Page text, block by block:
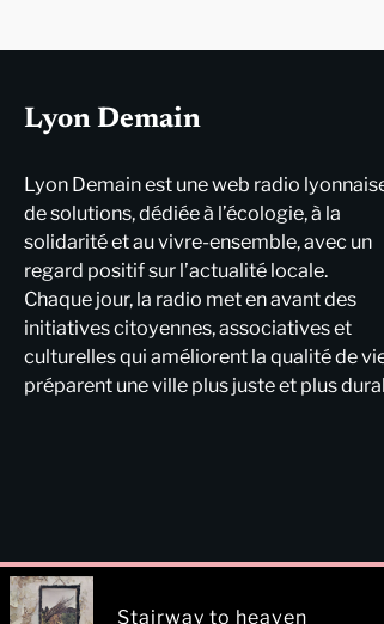
Lyon Demain
Lyon Demain est une web radio
de solutions, dédiée à l’écologie, à la
solidarité et au vivre-ensemble, avec un
regard positif sur l’actualité locale.
Chaque jour, la radio met en avant des
initiatives citoyennes, associatives et
culturelles qui améliorent la qualité de
préparent une ville plus juste et plus
Stairway to heaven